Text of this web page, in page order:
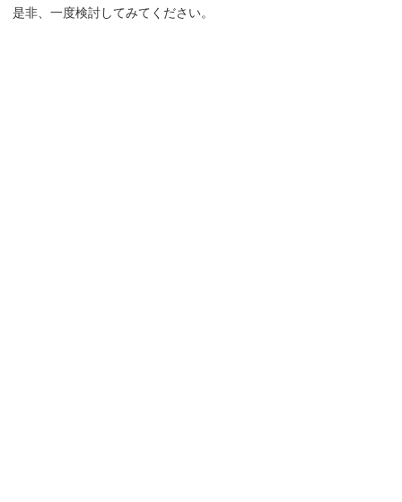
是非、一度検討してみてください。